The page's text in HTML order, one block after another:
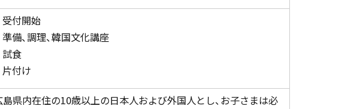
開始
備、調理、韓国文化講座
食
付け
島県内在住の10歳以上の日本人および外国人とし、お子さまは必